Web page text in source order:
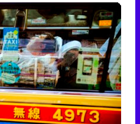
fuera normal en tu